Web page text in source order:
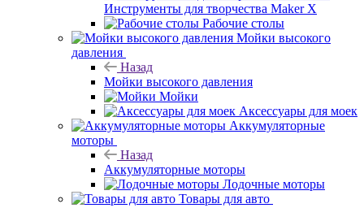
Инструменты для творчества Maker X
Рабочие столы
Мойки высокого
давления
Назад
Мойки высокого давления
Мойки
Аксессуары для моек
Аккумуляторные
моторы
Назад
Аккумуляторные моторы
Лодочные моторы
Товары для авто